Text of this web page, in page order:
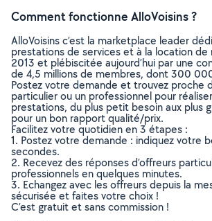
Comment fonctionne AlloVoisins ?
AlloVoisins c’est la marketplace leader
prestations de services et à la location
2013 et plébiscitée aujourd’hui par une
de 4,5 millions de membres, dont 300
Postez votre demande et trouvez proche
particulier ou un professionnel pour
prestations, du plus petit besoin aux plus
pour un bon rapport qualité/prix.
Facilitez votre quotidien en 3 étapes :
1. Postez votre demande : indiquez votre
secondes.
2. Recevez des réponses d’offreurs
professionnels en quelques minutes.
3. Echangez avec les offreurs depuis la
sécurisée et faites votre choix !
C’est gratuit et sans commission !